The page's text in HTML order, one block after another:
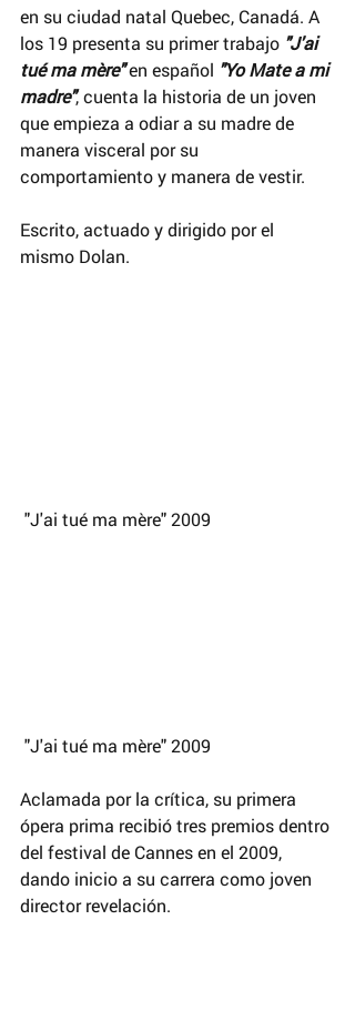
en su ciudad natal Quebec, Canadá. A
los 19 presenta su primer trabajo "J'ai
tué ma mère" en español "Yo Mate a mi
madre", cuenta la historia de un joven
que empieza a odiar a su madre de
manera visceral por su
comportamiento y manera de vestir.
Escrito, actuado y dirigido por el
mismo Dolan.
"J'ai tué ma mère" 2009
"J'ai tué ma mère" 2009
Aclamada por la crítica, su primera
ópera prima recibió tres premios dentro
del festival de Cannes en el 2009,
dando inicio a su carrera como joven
director revelación.